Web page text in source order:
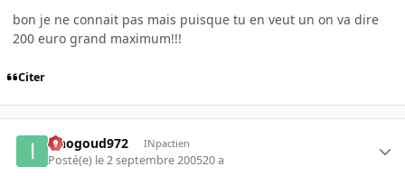
bon je ne connait pas mais puisque tu en veut un on va dire
200 euro grand maximum!!!
Citer
iznogoud972 INpactien
Posté(e) le 2 septembre 200520 a